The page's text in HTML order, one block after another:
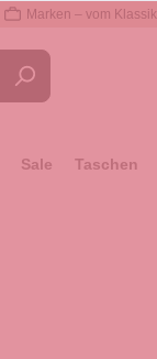
Marken – vom
Sale Taschen